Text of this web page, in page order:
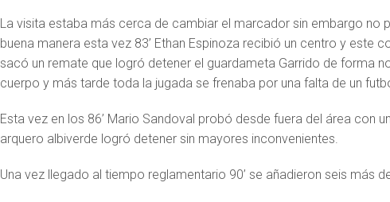
La visita estaba más cerca de cambiar el marcador sin embargo no
buena manera esta vez 83’ Ethan Espinoza recibió un centro y este
sacó un remate que logró detener el guardameta Garrido de forma
cuerpo y más tarde toda la jugada se frenaba por una falta de un
Esta vez en los 86’ Mario Sandoval probó desde fuera del área con
arquero albiverde logró detener sin mayores inconvenientes.
Una vez llegado al tiempo reglamentario 90’ se añadieron seis más